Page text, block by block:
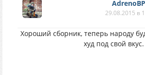
29.08.2015 в
Хороший сборник, теперь народу
худ под свой вкус.